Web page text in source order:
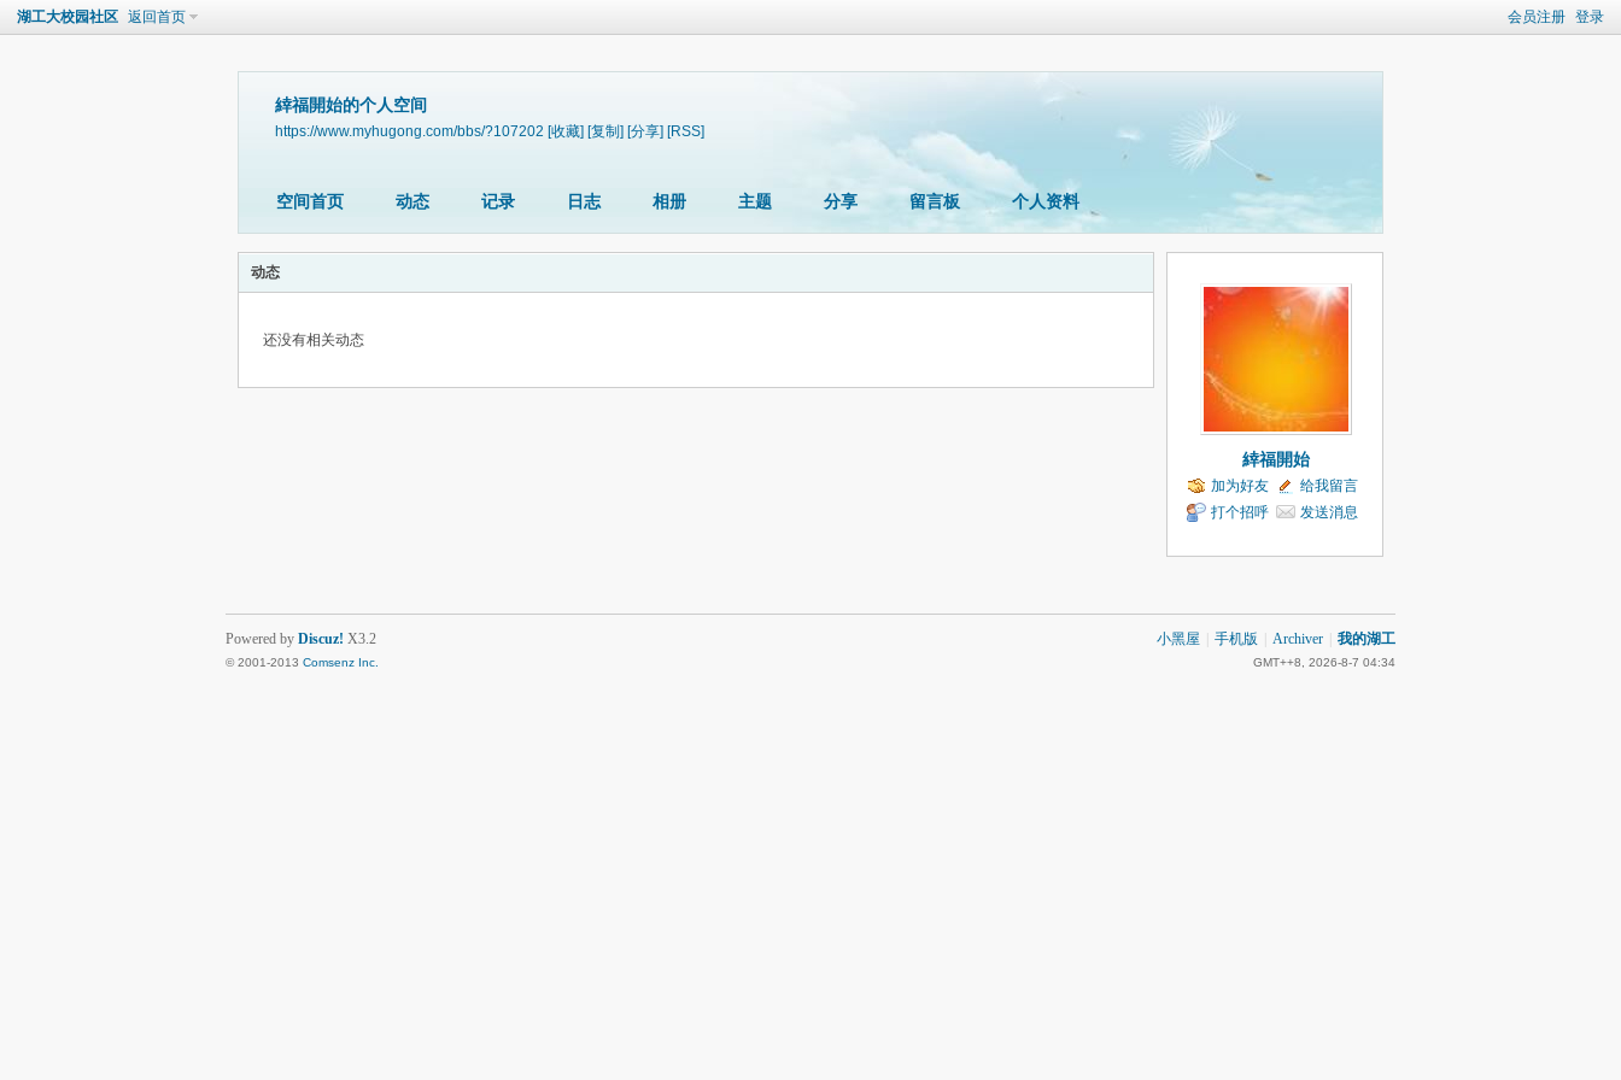
会员注册 登录
湖工大校园社区 返回首页
緈福開始的个人空间
https://www.myhugong.com/bbs/?107202 [收藏] [复制] [分享] [RSS]
空间首页 动态 记录 日志 相册 主题 分享 留言板 个人资料
动态
还没有相关动态
緈福開始
加为好友
给我留言
打个招呼
发送消息
小黑屋 手机版 Archiver 我的湖工
GMT++8, 2026-8-7 04:34
Powered by Discuz! X3.2
© 2001-2013 Comsenz Inc.